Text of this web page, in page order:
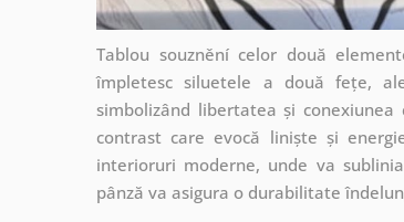
Tablou souznění celor două
împletesc siluetele a două fețe,
simbolizând libertatea și
contrast care evocă liniște și
interioruri moderne, unde va
pânză va asigura o durabilitate